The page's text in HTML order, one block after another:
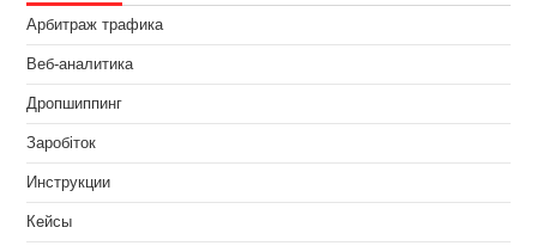
Арбитраж трафика
Веб-аналитика
Дропшиппинг
Заробіток
Инструкции
Кейсы